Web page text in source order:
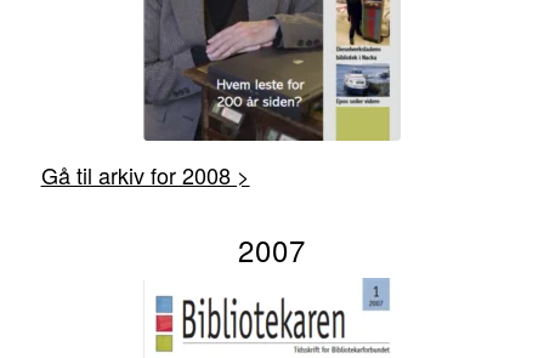
Gå til arkiv for 2008 >
2007